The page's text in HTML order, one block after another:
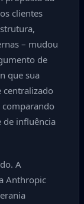
clientes
– mudou
de
que sua
centralizado
comparando
de influência
A
Anthropic